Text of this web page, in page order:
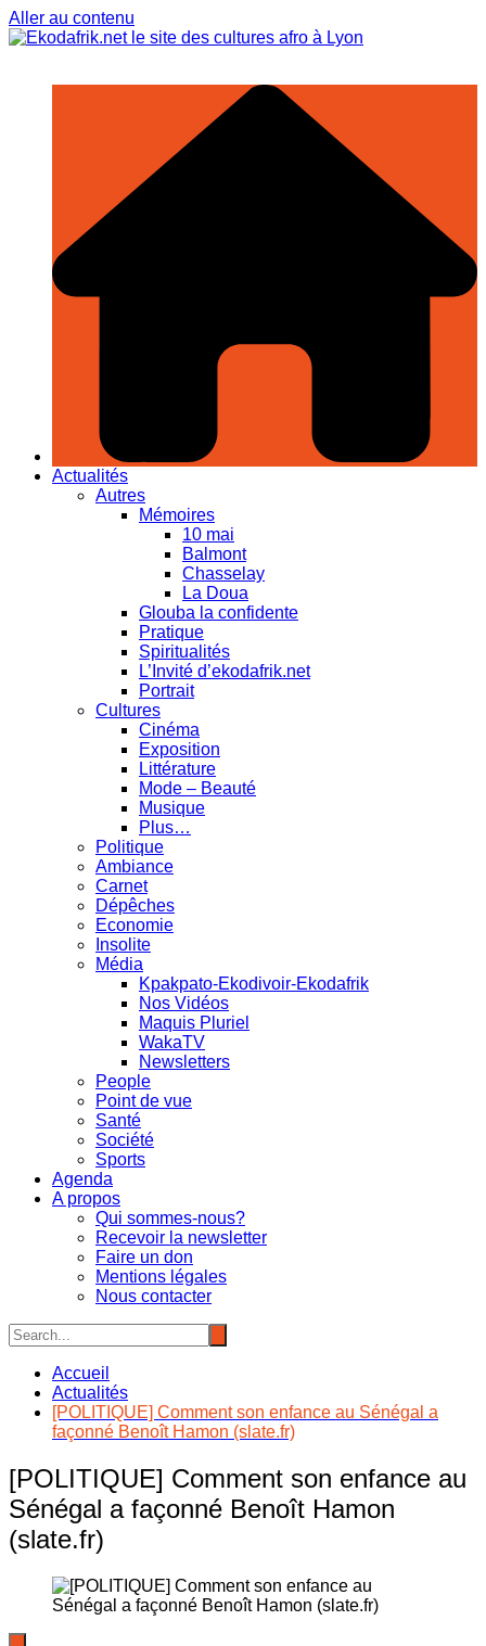
Aller au contenu
Actualités
Autres
Mémoires
10 mai
Balmont
Chasselay
La Doua
Glouba la confidente
Pratique
Spiritualités
L’Invité d’ekodafrik.net
Portrait
Cultures
Cinéma
Exposition
Littérature
Mode – Beauté
Musique
Plus…
Politique
Ambiance
Carnet
Dépêches
Economie
Insolite
Média
Kpakpato-Ekodivoir-Ekodafrik
Nos Vidéos
Maquis Pluriel
WakaTV
Newsletters
People
Point de vue
Santé
Société
Sports
Agenda
A propos
Qui sommes-nous?
Recevoir la newsletter
Faire un don
Mentions légales
Nous contacter
Accueil
Actualités
[POLITIQUE] Comment son enfance au Sénégal a
façonné Benoît Hamon (slate.fr)
[POLITIQUE] Comment son enfance au
Sénégal a façonné Benoît Hamon
(slate.fr)